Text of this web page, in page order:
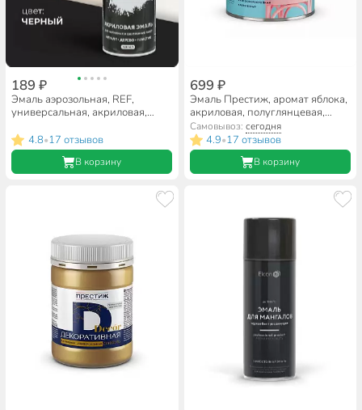
189 ₽
Эмаль аэрозольная, REF,
универсальная, акриловая,
4.8•17 отзывов
В корзину
699 ₽
Эмаль Престиж, аромат яблока,
акриловая, полуглянцевая,
серая, 0.9 кг
Самовывоз: сегодня
4.9•17 отзывов
В корзину